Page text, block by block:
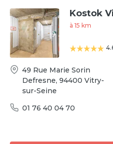
Kostok
à 15 km
49 Rue Marie Sorin
Defresne, 94400 Vitry-
sur-Seine
01 76 40 04 70